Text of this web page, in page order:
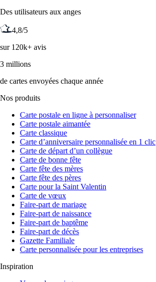
Des utilisateurs aux anges
4,8/5
sur 120k+ avis
3 millions
de cartes envoyées chaque année
Nos produits
Carte postale en ligne à personnaliser
Carte postale aimantée
Carte classique
Carte d’anniversaire personnalisée en 1 clic
Carte de départ d’un collègue
Carte de bonne fête
Carte fête des mères
Carte fête des pères
Carte pour la Saint Valentin
Carte de vœux
Faire-part de mariage
Faire-part de naissance
Faire-part de baptême
Faire-part de décès
Gazette Familiale
Carte personnalisée pour les entreprises
Inspiration